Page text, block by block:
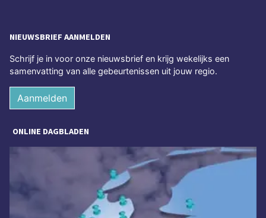
NIEUWSBRIEF AANMELDEN
Schrijf je in voor onze nieuwsbrief en krijg wekelijks een
samenvatting van alle gebeurtenissen uit jouw regio.
Aanmelden
ONLINE DAGBLADEN